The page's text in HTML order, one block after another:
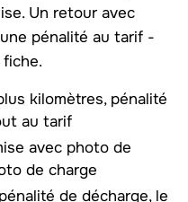
Un retour avec
pénalité au tarif -
kilomètres, pénalité
au tarif
avec photo de
de charge
de décharge, le